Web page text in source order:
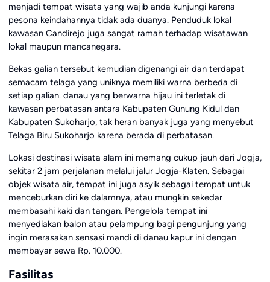
menjadi tempat wisata yang wajib anda kunjungi karena
pesona keindahannya tidak ada duanya. Penduduk lokal
kawasan Candirejo juga sangat ramah terhadap wisatawan
lokal maupun mancanegara.
Bekas galian tersebut kemudian digenangi air dan terdapat
semacam telaga yang uniknya memiliki warna berbeda di
setiap galian. danau yang berwarna hijau ini terletak di
kawasan perbatasan antara Kabupaten Gunung Kidul dan
Kabupaten Sukoharjo, tak heran banyak juga yang menyebut
Telaga Biru Sukoharjo karena berada di perbatasan.
Lokasi destinasi wisata alam ini memang cukup jauh dari Jogja,
sekitar 2 jam perjalanan melalui jalur Jogja-Klaten. Sebagai
objek wisata air, tempat ini juga asyik sebagai tempat untuk
menceburkan diri ke dalamnya, atau mungkin sekedar
membasahi kaki dan tangan. Pengelola tempat ini
menyediakan balon atau pelampung bagi pengunjung yang
ingin merasakan sensasi mandi di danau kapur ini dengan
membayar sewa Rp. 10.000.
Fasilitas